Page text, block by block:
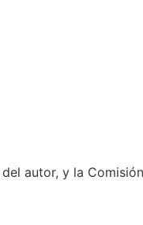
autor, y la